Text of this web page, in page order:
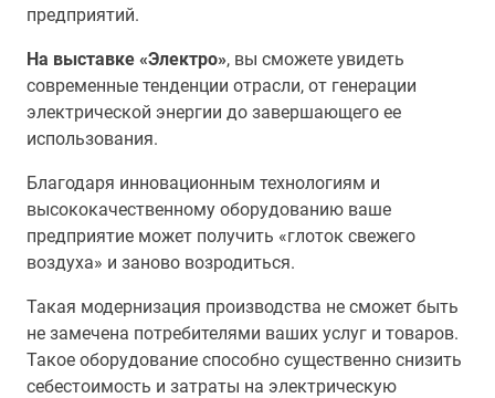
предприятий.
На выставке «Электро», вы сможете увидеть
современные тенденции отрасли, от генерации
электрической энергии до завершающего ее
использования.
Благодаря инновационным технологиям и
высококачественному оборудованию ваше
предприятие может получить «глоток свежего
воздуха» и заново возродиться.
Такая модернизация производства не сможет быть
не замечена потребителями ваших услуг и товаров.
Такое оборудование способно существенно снизить
себестоимость и затраты на электрическую